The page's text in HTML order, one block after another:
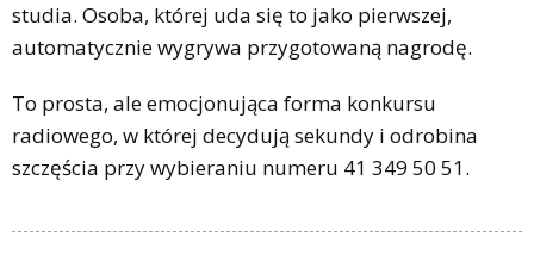
studia. Osoba, której uda się to jako pierwszej,
automatycznie wygrywa przygotowaną nagrodę.
To prosta, ale emocjonująca forma konkursu
radiowego, w której decydują sekundy i odrobina
szczęścia przy wybieraniu numeru 41 349 50 51.